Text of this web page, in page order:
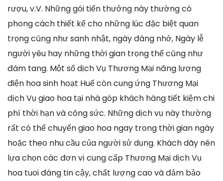
rượu, v.V. Những gói tiến thưởng này thường có
phong cách thiết kế cho những lúc đặc biệt quan
trọng cũng như sanh nhật, ngày đáng nhớ, Ngày lễ
người yêu hay những thời gian trọng thể cũng như
đám tang. Một số dịch Vụ Thương Mại năng lượng
điện hoa sinh hoạt Huế còn cung ứng Thương Mại
dịch Vụ giao hoa tại nhà góp khách hàng tiết kiệm chi
phí thời hạn và công sức. Những dịch vụ này thường
rất có thể chuyển giao hoa ngay trong thời gian ngày
hoặc theo nhu cầu của người sử dụng. Khách dãy nên
lựa chọn các đơn vị cung cấp Thương Mại dịch Vụ
hoa tuoi đáng tin cậy, chất lượng cao và đảm bảo